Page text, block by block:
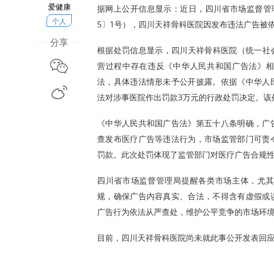
爱健康
个人
分享
据网上公开信息显示：近日，四川省市场监督
5〕1号），四川天祥骨科医院因发布违法广告被
根据处罚信息显示，四川天祥骨科医院（统一
营过程中存在违反《中华人民共和国广告法》
法，具体违法情形未予公开披露。依据《中华
法对涉事医院作出罚款3万元的行政处罚决定。该
《中华人民共和国广告法》第五十八条明确，
查发布医疗广告等违法行为，市场监管部门可
罚款。此次处罚体现了监管部门对医疗广告合规
四川省市场监督管理局提醒各类市场主体，尤
规，确保广告内容真实、合法，不得含有虚假
广告行为依法从严查处，维护公平竞争的市场环
目前，四川天祥骨科医院尚未就此事公开发表回